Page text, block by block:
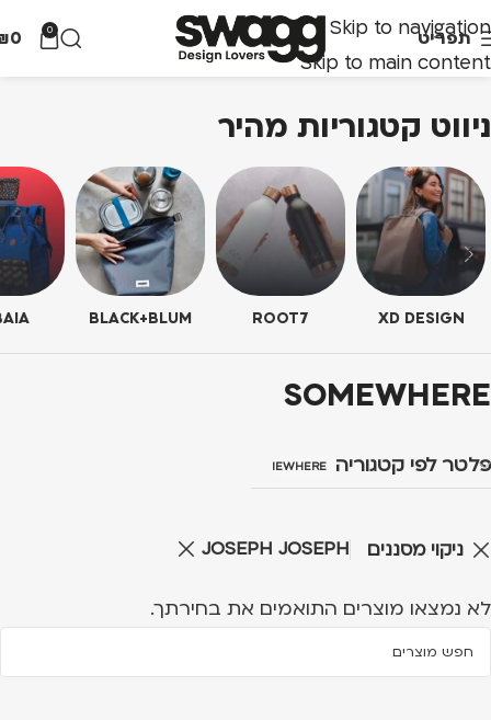
Skip to navigation
Skip to main content
תפריט 0
0
ניווט קטגוריות מהיר
XD DESIGN
ROOT7
BLACK+BLUM
SOMEWHERE
פלטר לפי קטגוריה SOMEWHERE
ניקוי מסננים JOSEPH JOSEPH
לא נמצאו מוצרים התואמים את בחירתך.